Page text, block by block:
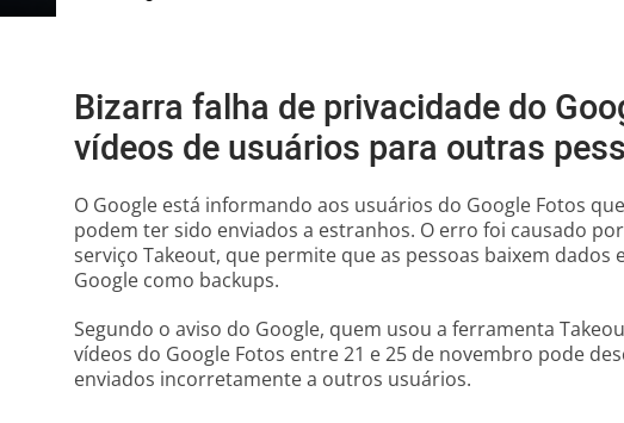
Bizarra falha de privacidade do
vídeos de usuários para outras
O Google está informando aos usuários do Google Fotos
podem ter sido enviados a estranhos. O erro foi causado
serviço Takeout, que permite que as pessoas baixem dados
Google como backups.
Segundo o aviso do Google, quem usou a ferramenta
vídeos do Google Fotos entre 21 e 25 de novembro pode
enviados incorretamente a outros usuários.